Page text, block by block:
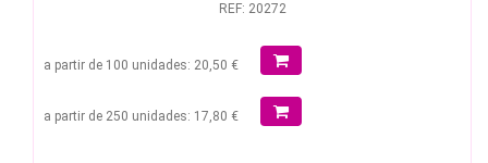
REF: 20272
a partir de 100 unidades: 20,50 €
a partir de 250 unidades: 17,80 €